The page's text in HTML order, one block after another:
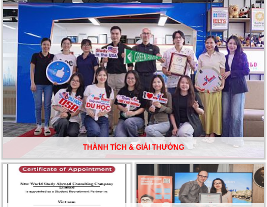
Du học Mỹ năm 2026: Cơ hội học tập và trải nghiệm tại
nền giáo dục hàng đầu
TƯ VẤN DU HỌC TOÀN DIỆN – BƯỚC ĐỆM VỮNG
CHẮC TỪ NEW WORLD EDUCATION
DU HỌC ÚC DẦN TRỞ THÀNH LỰA CHỌN HÀNG
ĐẦU CỦA DU HỌC SINH NĂM 2026 – VÀ TẤT CẢ
ĐỀU CÓ LÝ DO!!
CHẠM GIẤC MƠ DU HỌC MỸ – BẮT ĐẦU TỪ NGÀY
HỘI GHI DANH & SĂN HỌC BỔNG KỲ SPRING 2026
THÀNH TÍCH & GIẢI THƯỞNG